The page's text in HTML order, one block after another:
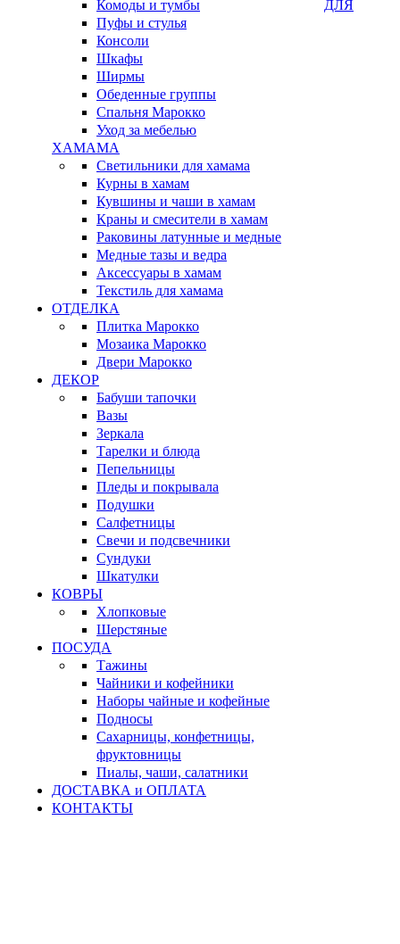
Комоды и тумбы
Пуфы и стулья
Консоли
Шкафы
Ширмы
Обеденные группы
Спальня Марокко
Уход за мебелью
ДЛЯ
ХАМАМА
Светильники для хамама
Курны в хамам
Кувшины и чаши в хамам
Краны и смесители в хамам
Раковины латунные и медные
Медные тазы и ведра
Аксессуары в хамам
Текстиль для хамама
ОТДЕЛКА
Плитка Марокко
Мозаика Марокко
Двери Марокко
ДЕКОР
Бабуши тапочки
Вазы
Зеркала
Тарелки и блюда
Пепельницы
Пледы и покрывала
Подушки
Салфетницы
Свечи и подсвечники
Сундуки
Шкатулки
КОВРЫ
Хлопковые
Шерстяные
ПОСУДА
Тажины
Чайники и кофейники
Наборы чайные и кофейные
Подносы
Сахарницы, конфетницы,
фруктовницы
Пиалы, чаши, салатники
ДОСТАВКА и ОПЛАТА
КОНТАКТЫ